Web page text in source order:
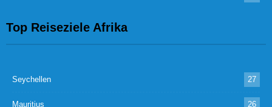
Top Reiseziele Afrika
Seychellen 27
Mauritius 26